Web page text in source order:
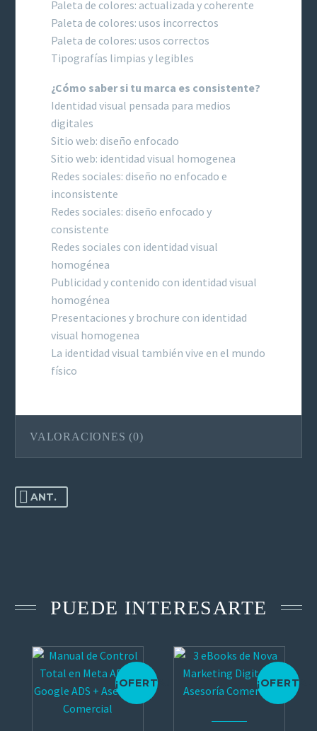
Paleta de colores: actualizada y coherente
Paleta de colores: usos incorrectos
Paleta de colores: usos correctos
Tipografías limpias y legibles
¿Cómo saber si tu marca es consistente?
Identidad visual pensada para medios
digitales
Sitio web: diseño enfocado
Sitio web: identidad visual homogenea
Redes sociales: diseño no enfocado e
inconsistente
Redes sociales: diseño enfocado y
consistente
Redes sociales con identidad visual
homogénea
Publicidad y contenido con identidad visual
homogénea
Presentaciones y brochure con identidad
visual homogenea
La identidad visual también vive en el mundo
físico
VALORACIONES (0)
ANT.
PUEDE INTERESARTE
¡OFERTA! ¡OFERTA!